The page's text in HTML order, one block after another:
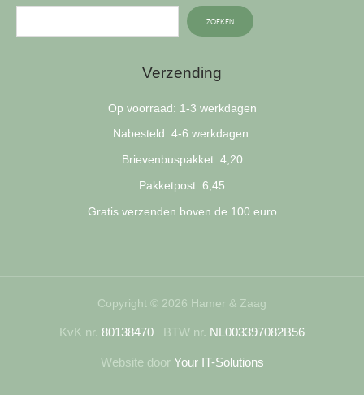
ZOEKEN
Verzending
Op voorraad: 1-3 werkdagen
Nabesteld: 4-6 werkdagen.
Brievenbuspakket: 4,20
Pakketpost: 6,45
Gratis verzenden boven de 100 euro
Copyright © 2026 Hamer & Zaag
KvK nr. 80138470 BTW nr. NL003397082B56
Website door Your IT-Solutions